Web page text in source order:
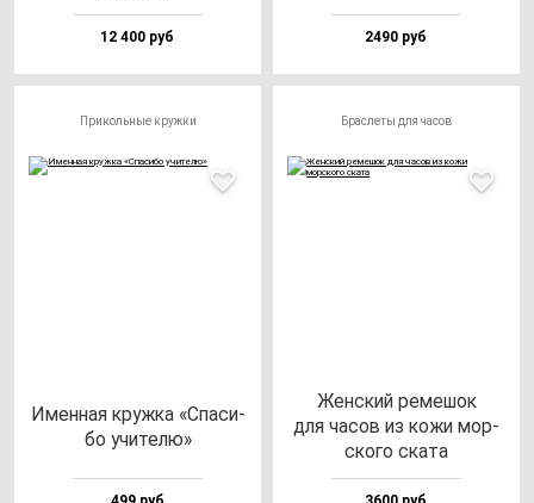
12 400 руб 2490 руб
Прикольные кружки
Имен­ная круж­ка «Спа­си­
бо учи­те­лю»
Браслеты для часов
Жен­ский ре­ме­шок
для ча­сов из ко­жи мор­
ско­го ска­та